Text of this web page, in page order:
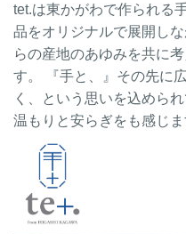
tet.は東かがわで作られる
品をオリジナルで展開し
らの産地のあゆみを共に
す。 『手と、』その先に
く、という思いを込めら
温もりと安らぎをも感じま